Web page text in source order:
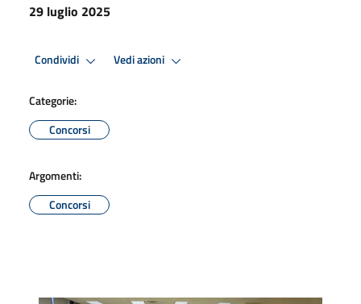
29 luglio 2025
Condividi Vedi azioni
Categorie:
Concorsi
Argomenti:
Concorsi